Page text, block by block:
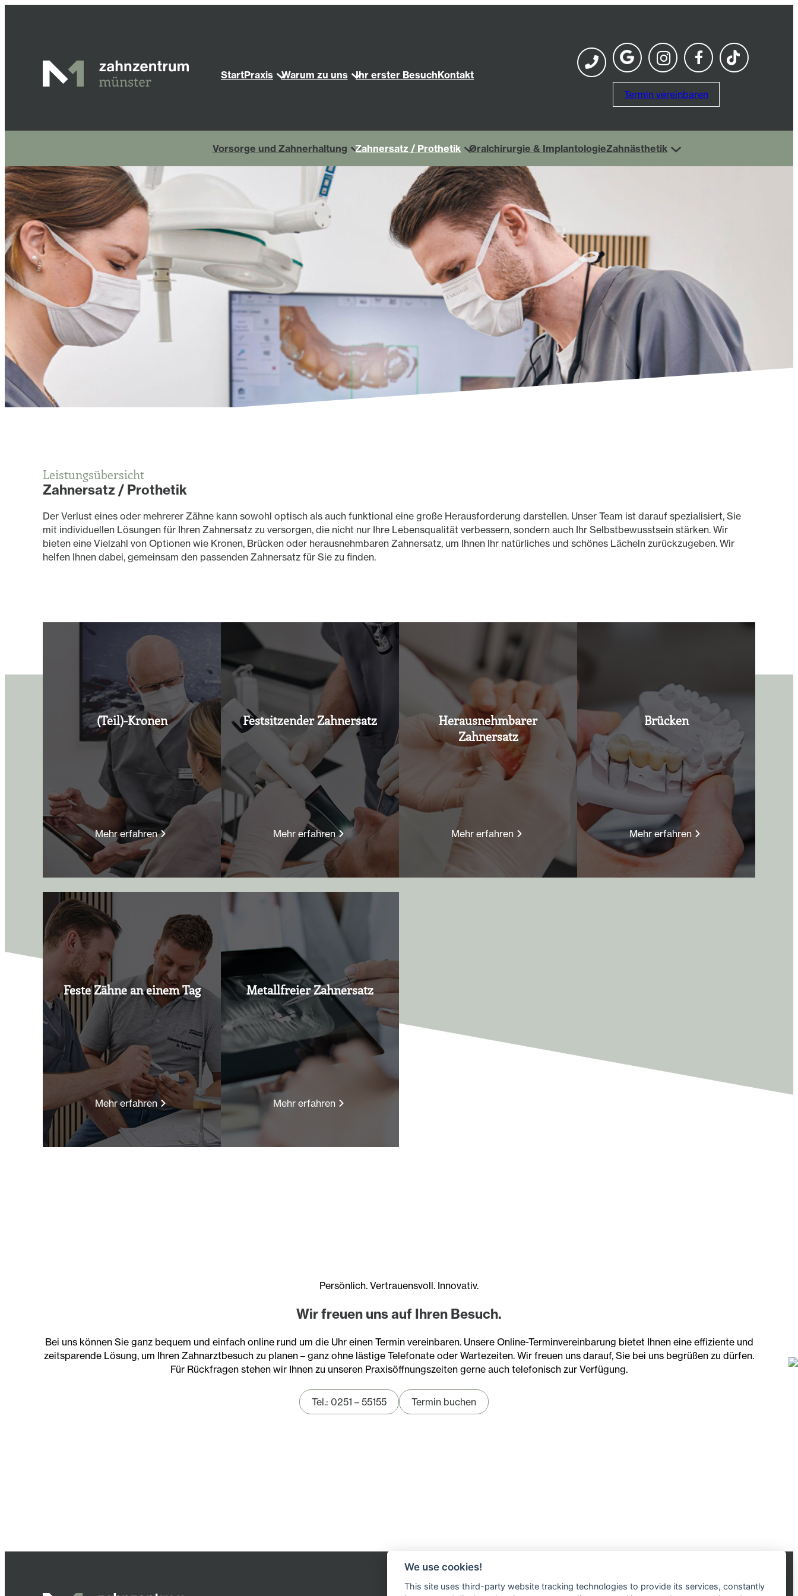
StartPraxis Warum zu uns Ihr erster BesuchKontakt
Termin vereinbaren
Vorsorge und Zahnerhaltung Zahnersatz / Prothetik Oralchirurgie & ImplantologieZahnästhetik
Zahnersatz / Prothetik
Leistungsübersicht
Zahnersatz / Prothetik
Der Verlust eines oder mehrerer Zähne kann sowohl optisch als auch funktional eine große Herausforderung darstellen. Unser Team ist darauf spezialisiert, Sie
mit individuellen Lösungen für Ihren Zahnersatz zu versorgen, die nicht nur Ihre Lebensqualität verbessern, sondern auch Ihr Selbstbewusstsein stärken. Wir
bieten eine Vielzahl von Optionen wie Kronen, Brücken oder herausnehmbaren Zahnersatz, um Ihnen Ihr natürliches und schönes Lächeln zurückzugeben. Wir
helfen Ihnen dabei, gemeinsam den passenden Zahnersatz für Sie zu finden.
(Teil)-Kronen
Mehr erfahren
Festsitzender Zahnersatz
Mehr erfahren
Herausnehmbarer
Zahnersatz
Mehr erfahren
Brücken
Mehr erfahren
Feste Zähne an einem Tag
Mehr erfahren
Metallfreier Zahnersatz
Mehr erfahren
Persönlich. Vertrauensvoll. Innovativ.
Wir freuen uns auf Ihren Besuch.
Bei uns können Sie ganz bequem und einfach online rund um die Uhr einen Termin vereinbaren. Unsere Online-Terminvereinbarung bietet Ihnen eine effiziente und
zeitsparende Lösung, um Ihren Zahnarztbesuch zu planen – ganz ohne lästige Telefonate oder Wartezeiten. Wir freuen uns darauf, Sie bei uns begrüßen zu dürfen.
Für Rückfragen stehen wir Ihnen zu unseren Praxisöffnungszeiten gerne auch telefonisch zur Verfügung.
Tel.: 0251 – 55155 Termin buchen
We use cookies!
This site uses third-party website tracking technologies to provide its services, constantly